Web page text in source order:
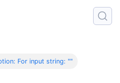
For input string: ""